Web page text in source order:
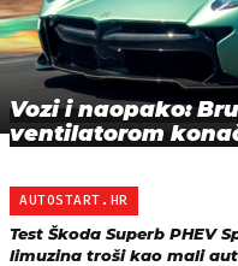
Vozi i naopako:
ventilatorom
AUTOSTART.HR
Test Škoda Superb PHEV
limuzina troši kao mali